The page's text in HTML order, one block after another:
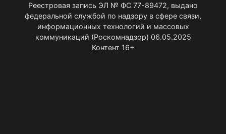
Реестровая запись ЭЛ № ФС 77-89472, выдано
федеральной службой по надзору в сфере связи,
информационных технологий и массовых
коммуникаций (Роскомнадзор) 06.05.2025
Контент 16+